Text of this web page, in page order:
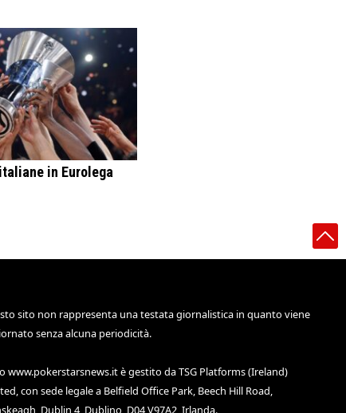
in Eurolega
sito non rappresenta una testata giornalistica in quanto viene
senza alcuna periodicità.
www.pokerstarsnews.itè gestito da TSG Platforms (Ireland)
con sede legale a Belfield Office Park, Beech Hill Road,
Dublin 4, Dublino, D04 V97A2, Irlanda.